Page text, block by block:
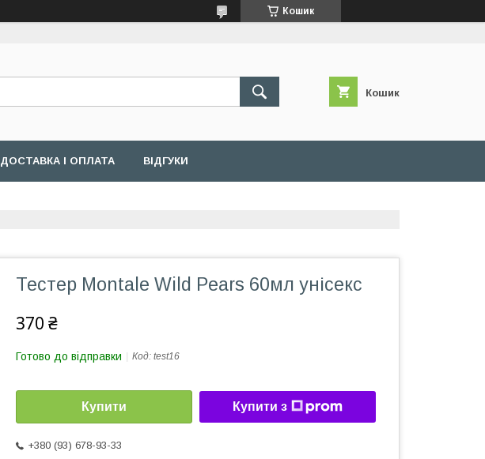
Кошик
Кошик
ДОСТАВКА І ОПЛАТА ВІДГУКИ
Тестер Мontale Wild Pears 60мл унісекс
370 ₴
Готово до відправки Код: test16
Купити Купити з
+380 (93) 678-93-33